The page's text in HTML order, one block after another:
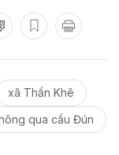
xã Thần Khê
qua cầu Đún